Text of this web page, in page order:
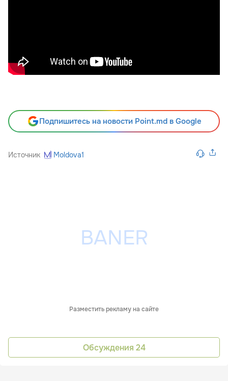
Подпишитесь на новости Point.md в Google
Источник Moldova1
Разместить рекламу на сайте
Обсуждения 24